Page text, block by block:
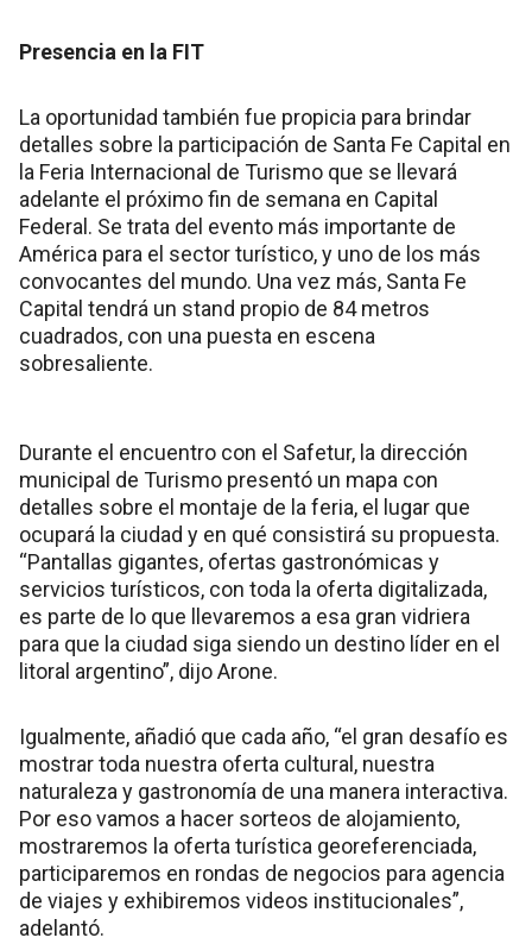
Presencia en la FIT
La oportunidad también fue propicia para brindar
detalles sobre la participación de Santa Fe Capital en
la Feria Internacional de Turismo que se llevará
adelante el próximo fin de semana en Capital
Federal. Se trata del evento más importante de
América para el sector turístico, y uno de los más
convocantes del mundo. Una vez más, Santa Fe
Capital tendrá un stand propio de 84 metros
cuadrados, con una puesta en escena
sobresaliente.
Durante el encuentro con el Safetur, la dirección
municipal de Turismo presentó un mapa con
detalles sobre el montaje de la feria, el lugar que
ocupará la ciudad y en qué consistirá su propuesta.
“Pantallas gigantes, ofertas gastronómicas y
servicios turísticos, con toda la oferta digitalizada,
es parte de lo que llevaremos a esa gran vidriera
para que la ciudad siga siendo un destino líder en el
litoral argentino”, dijo Arone.
Igualmente, añadió que cada año, “el gran desafío es
mostrar toda nuestra oferta cultural, nuestra
naturaleza y gastronomía de una manera interactiva.
Por eso vamos a hacer sorteos de alojamiento,
mostraremos la oferta turística georeferenciada,
participaremos en rondas de negocios para agencia
de viajes y exhibiremos videos institucionales”,
adelantó.